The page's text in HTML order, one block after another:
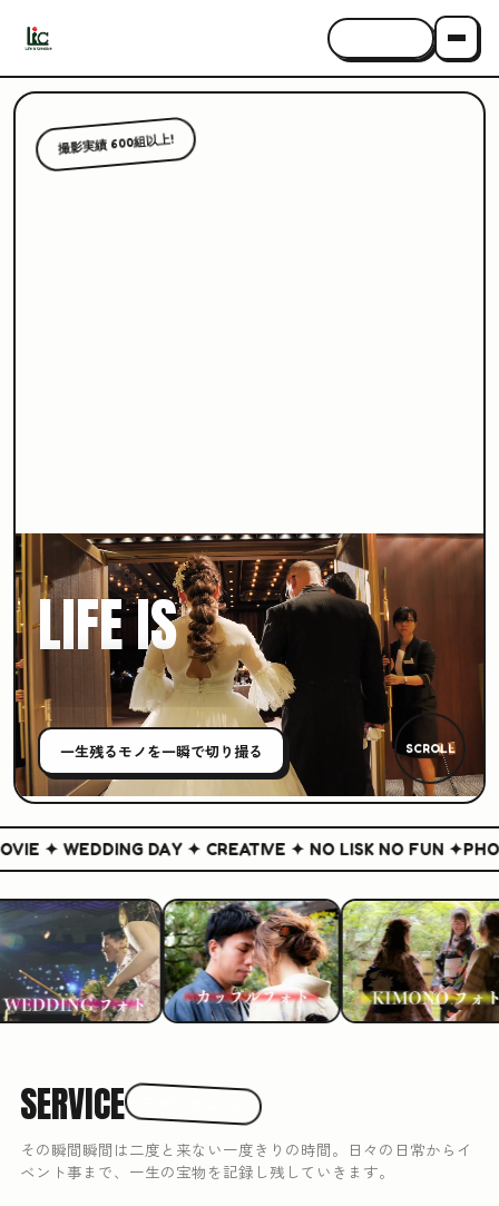
撮影実績 600組以上!
LIFE IS
CREATIVE
一生残るモノを一瞬で切り撮る SCROLL
✦ WEDDING DAY ✦ CREATIVE ✦ NO LISK NO FUN ✦
SERVICE
その瞬間瞬間は二度と来ない一度きりの時間。日々の日常からイ
ベント事まで、一生の宝物を記録し残していきます。